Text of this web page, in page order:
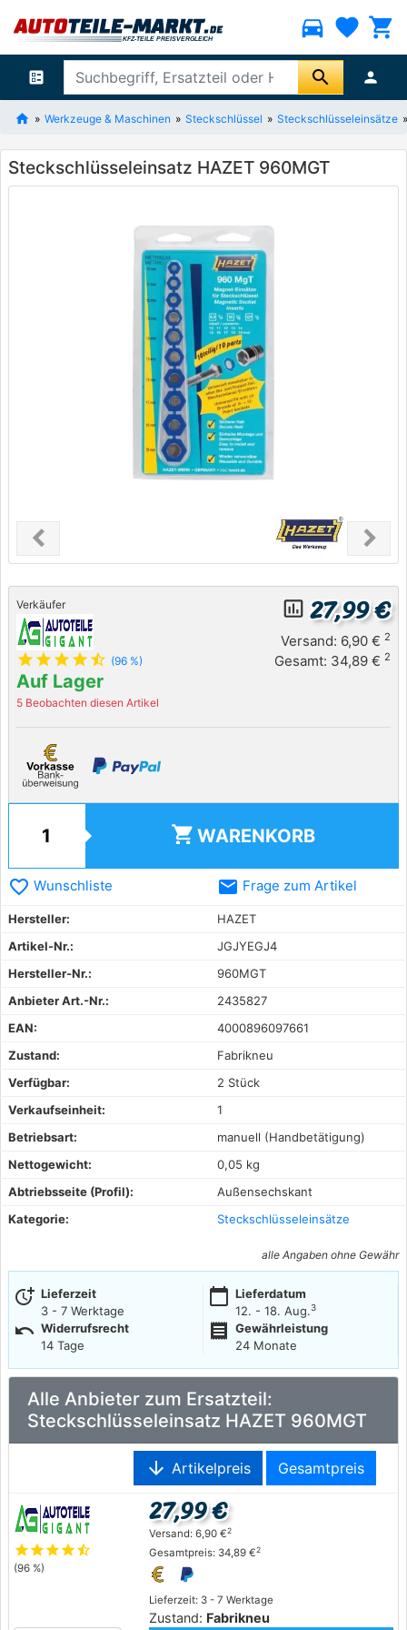
directions_car favorite shopping_cart
ballot search person
Werkzeuge & Maschinen Steckschlüssel Steckschlüsseleinsätze
Steckschlüsseleinsatz HAZET 960MGT
chevron_leftPrevious chevron_right
Next
Verkäufer
star star star star star_half (96 %)
Auf Lager
5 Beobachten diesen Artikel
insert_chart_outlined 27,99 €
Versand: 6,90 € 2
Gesamt: 34,89 € 2
shopping_cart WARENKORB
favorite_border Wunschliste email Frage zum Artikel
Hersteller:
HAZET
Artikel-Nr.:
JGJYEGJ4
Hersteller-Nr.:
960MGT
Anbieter Art.-Nr.:
2435827
EAN:
4000896097661
Zustand:
Fabrikneu
Verfügbar:
2 Stück
Verkaufseinheit:
1
Betriebsart:
manuell (Handbetätigung)
Nettogewicht:
0,05 kg
Abtriebsseite (Profil):
Außensechskant
Kategorie:
Steckschlüsseleinsätze
alle Angaben ohne Gewähr
more_time Lieferzeit
3 - 7 Werktage
calendar_today Lieferdatum
12. - 18. Aug.3
undo Widerrufsrecht
14 Tage
receipt
Gewährleistung
24 Monate
Alle Anbieter zum Ersatzteil:
Steckschlüsseleinsatz HAZET 960MGT
arrow_downward Artikelpreis Gesamtpreis
starstarstarstarstar_half
(96 %)
Lieferzeit: 3 - 7 Werktage
Zustand: Fabrikneu
27,99 €
Versand: 6,90 €2
Gesamtpreis: 34,89 €2